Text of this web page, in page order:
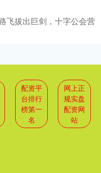
飞拔出巨剑，十字公会营
配资平
台排行
榜第一
名
网上正
规实盘
配资网
站